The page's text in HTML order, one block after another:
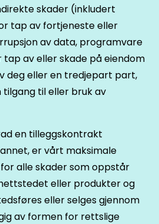
skader (inkludert
tap av fortjeneste eller
av data, programvare
av eller skade på eiendom
deg eller en tredjepart part,
til eller bruk av
en tilleggskontrakt
er vårt maksimale
alle skader som oppstår
eller produkter og
eller selges gjennom
av formen for rettslige